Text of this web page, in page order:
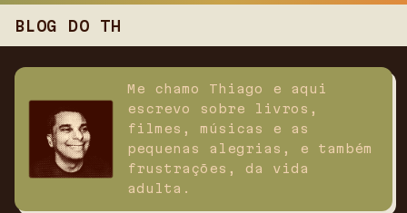
BLOG DO TH
Me chamo Thiago e aqui
escrevo sobre livros,
filmes, músicas e as
pequenas alegrias, e também
frustrações, da vida
adulta.